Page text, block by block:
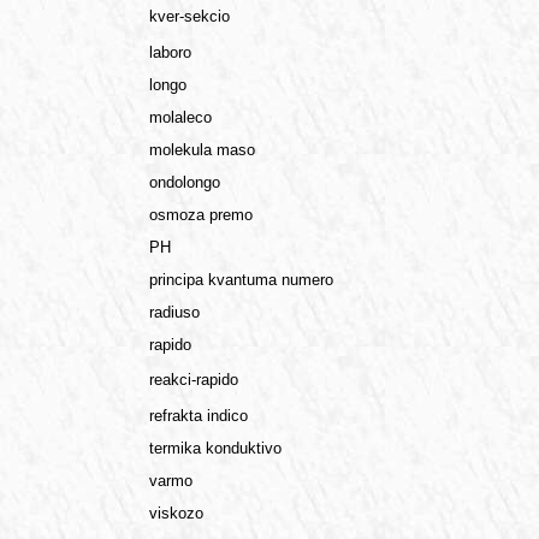
kver-sekcio
laboro
longo
molaleco
molekula maso
ondolongo
osmoza premo
PH
principa kvantuma numero
radiuso
rapido
reakci-rapido
refrakta indico
termika konduktivo
varmo
viskozo